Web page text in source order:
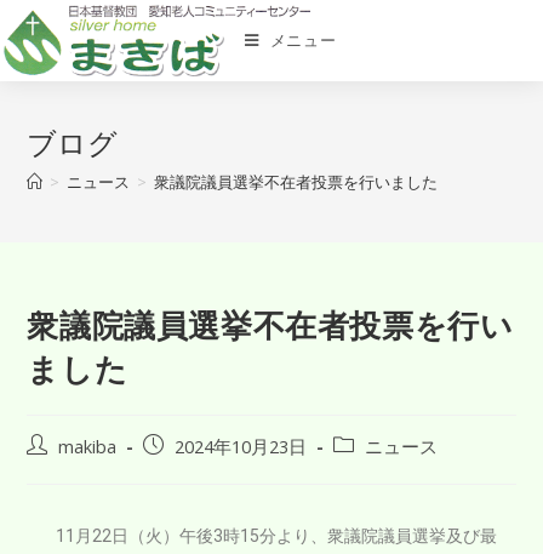
メニュー
ブログ
> ニュース > 衆議院議員選挙不在者投票を行いました
衆議院議員選挙不在者投票を行い
ました
makiba 2024年10月23日 ニュース
11月22日（火）午後3時15分より、衆議院議員選挙及び最